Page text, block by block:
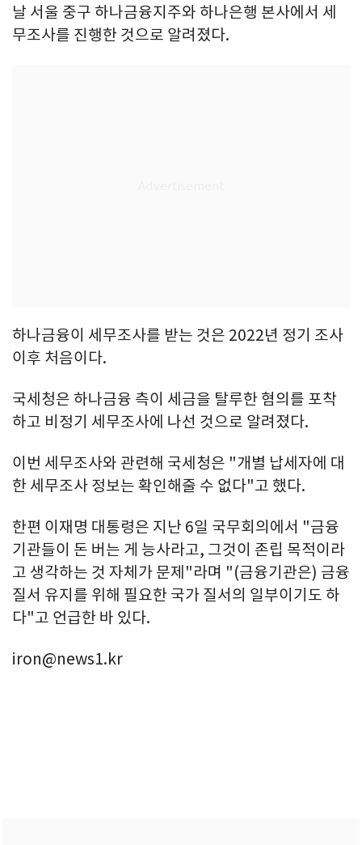
날 서울 중구 하나금융지주와 하나은행 본사에서 세
무조사를 진행한 것으로 알려졌다.
하나금융이 세무조사를 받는 것은 2022년 정기 조사
이후 처음이다.
국세청은 하나금융 측이 세금을 탈루한 혐의를 포착
하고 비정기 세무조사에 나선 것으로 알려졌다.
이번 세무조사와 관련해 국세청은 "개별 납세자에 대
한 세무조사 정보는 확인해줄 수 없다"고 했다.
한편 이재명 대통령은 지난 6일 국무회의에서 "금융
기관들이 돈 버는 게 능사라고, 그것이 존립 목적이라
고 생각하는 것 자체가 문제"라며 "(금융기관은) 금융
질서 유지를 위해 필요한 국가 질서의 일부이기도 하
다"고 언급한 바 있다.
iron@news1.kr